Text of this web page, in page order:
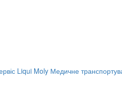
Liqui Moly Медичне